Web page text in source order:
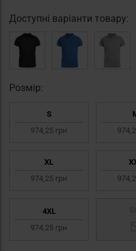
Доступні варіанти товару:
Pозмір:
S
974,25 грн
XL
974,25 грн
4XL
974,25 грн